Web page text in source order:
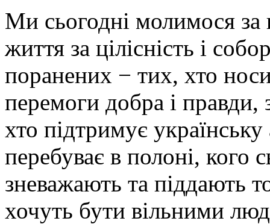
Ми сьогодні молимося за
життя за цілісність і
поранених − тих, хто
перемоги добра і правди,
хто підтримує
перебуває в полоні, кого
зневажають та піддають
хочуть бути вільними